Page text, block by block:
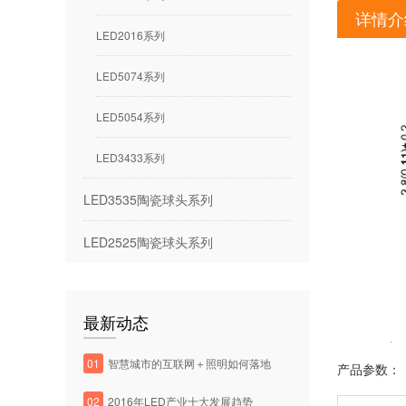
LED2016系列
LED5074系列
LED5054系列
LED3433系列
LED3535陶瓷球头系列
LED2525陶瓷球头系列
最新动态
01 智慧城市的互联网＋照明如何落地
02 2016年LED产业十大发展趋势
详情
产品参数：